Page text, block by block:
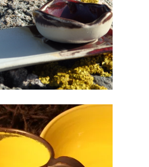
€18.00
KOHVIKRUUS/TEETASS